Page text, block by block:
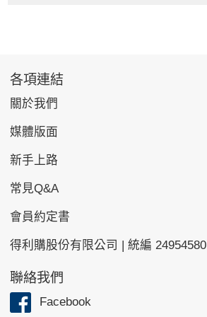
各項連結
關於我們
媒體版面
新手上路
常見Q&A
會員約定書
得利購股份有限公司 | 統編 24954580
聯絡我們
Facebook